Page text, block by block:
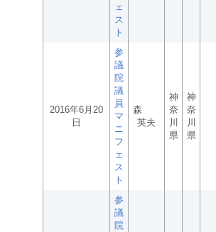
ェ
ス
ト
2016年6月20
日
参
議
院
議
員
マ
ニ
フ
ェ
ス
ト
森
英夫
神
奈
川
県
神
奈
川
県
参
議
院